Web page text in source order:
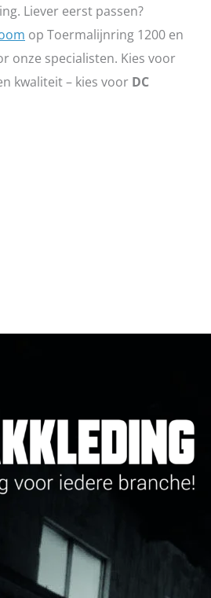
Liever eerst passen?
op Toermalijnring 1200 en
onze specialisten. Kies voor
kwaliteit – kies voor DC